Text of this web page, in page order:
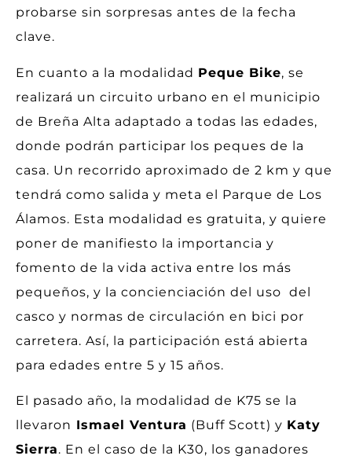
probarse sin sorpresas antes de la fecha
clave.
En cuanto a la modalidad Peque Bike, se
realizará un circuito urbano en el municipio
de Breña Alta adaptado a todas las edades,
donde podrán participar los peques de la
casa. Un recorrido aproximado de 2 km y que
tendrá como salida y meta el Parque de Los
Álamos. Esta modalidad es gratuita, y quiere
poner de manifiesto la importancia y
fomento de la vida activa entre los más
pequeños, y la concienciación del uso del
casco y normas de circulación en bici por
carretera. Así, la participación está abierta
para edades entre 5 y 15 años.
El pasado año, la modalidad de K75 se la
llevaron Ismael Ventura (Buff Scott) y Katy
Sierra. En el caso de la K30, los ganadores